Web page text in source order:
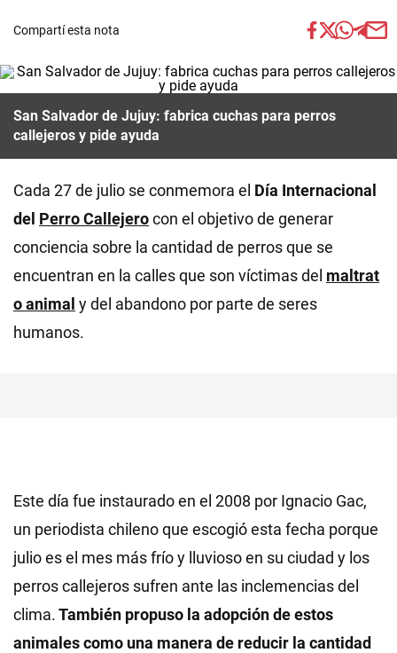
Compartí esta nota
San Salvador de Jujuy: fabrica cuchas para perros
callejeros y pide ayuda
Cada 27 de julio se conmemora el Día Internacional
del Perro Callejerocon el objetivo de generar
conciencia sobre la cantidad de perros que se
encuentran en la calles que son víctimas del maltrat
o animal y del abandono por parte de seres
humanos.
Este día fue instaurado en el 2008 por Ignacio Gac,
un periodista chileno que escogió esta fecha porque
julio es el mes más frío y lluvioso en su ciudad y los
perros callejeros sufren ante las inclemencias del
clima.También propuso la adopción de estos
animales como una manera de reducir la cantidad